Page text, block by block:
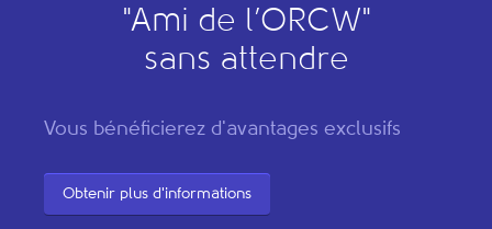
"Ami de l’ORCW"
sans attendre
Vous bénéficierez d'avantages exclusifs
Obtenir plus d'informations